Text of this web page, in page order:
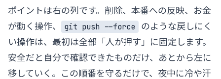
ポイントは右の列です。削除、本番への反映、お金
が動く操作、
git push --force
のような戻しにく
い操作は、最初は全部「人が押す」に固定します。
安全だと自分で確認できたものだけ、あとから左に
移していく。この順番を守るだけで、夜中に冷や汗